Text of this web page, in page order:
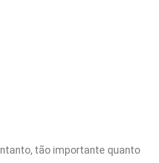
tão importante quanto